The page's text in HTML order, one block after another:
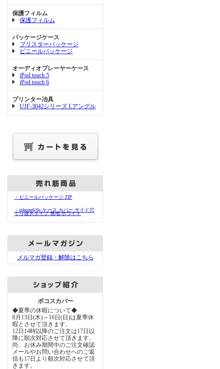
保護フィルム
保護フィルム
パッケージケース
ブリスターパッケージ
ビニールパッケージ
オーディオプレーヤーケース
iPod touch 5
iPod touch 6
プリンター冶具
UJF-3042シリーズ Lアングル
・ビニールパッケージ ZIP
・iphone6/6s ケース カバー サイド穴
くり抜きタイプ 無地 ホワイト
メルマガ登録・解除はこちら
ボコスカバー
◆夏季の休暇について◆
8月13日(木)～16日(日)は夏季休
暇とさせて頂きます。
12日14時以降のご注文は17日以
降に順次対応させて頂きます。
尚、お休み期間中のご注文確認
メールやお問い合わせへのご返
信も17日より順次対応させて頂
きます。